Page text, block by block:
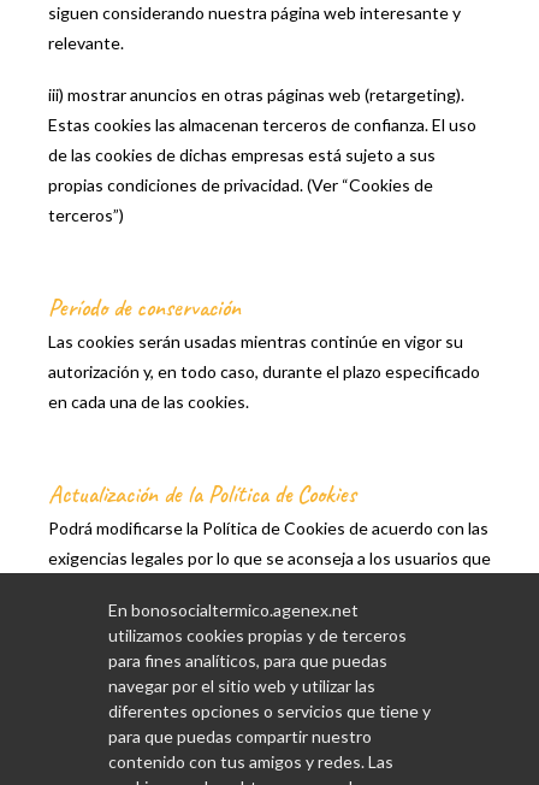
siguen considerando nuestra página web interesante y
relevante.
iii) mostrar anuncios en otras páginas web (retargeting).
Estas cookies las almacenan terceros de confianza. El uso
de las cookies de dichas empresas está sujeto a sus
propias condiciones de privacidad. (Ver “Cookies de
terceros”)
Período de conservación
Las cookies serán usadas mientras continúe en vigor su
autorización y, en todo caso, durante el plazo especificado
en cada una de las cookies.
Actualización de la Política de Cookies
Podrá modificarse la Política de Cookies de acuerdo con las
exigencias legales por lo que se aconseja a los usuarios que
Si desea mayor información sobre el uso de las Cookies
puede ponerse en contacto con nosotros en la siguiente
dirección de correo electrónico:
bst@agenex.org
En bonosocialtermico.agenex.net
utilizamos cookies propias y de terceros
para fines analíticos, para que puedas
navegar por el sitio web y utilizar las
diferentes opciones o servicios que tiene y
para que puedas compartir nuestro
contenido con tus amigos y redes. Las